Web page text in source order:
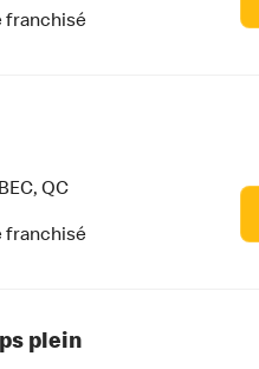
franchisé
QC
franchisé
plein